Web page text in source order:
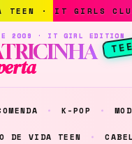
2009 · IT GIRL EDITION
K-POP
DE VIDA TEEN